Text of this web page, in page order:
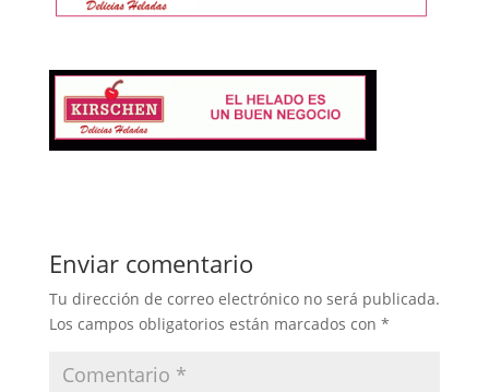
Enviar comentario
Tu dirección de correo electrónico no será publicada.
Los campos obligatorios están marcados con *